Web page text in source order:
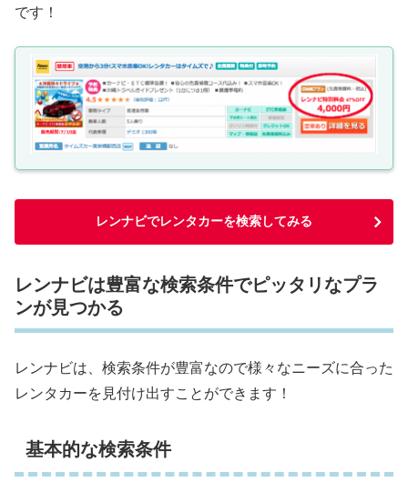
です！
レンナビでレンタカーを検索してみる
レンナビは豊富な検索条件でピッタリなプラ
ンが見つかる
レンナビは、検索条件が豊富なので様々なニーズに合った
レンタカーを見付け出すことができます！
基本的な検索条件